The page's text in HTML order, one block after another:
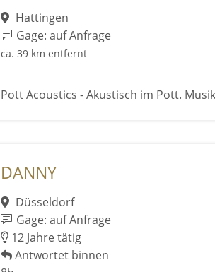
Hattingen
Gage: auf Anfrage
ca. 39 km entfernt
Pott Acoustics - Akustisch im Pott.
DANNY
Düsseldorf
Gage: auf Anfrage
12 Jahre tätig
Antwortet binnen